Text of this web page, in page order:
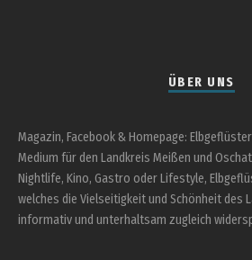
ÜBER UNS
Magazin, Facebook & Homepage:
Medium für den Landkreis Meißen und
Nightlife, Kino, Gastro oder Lifestyle,
welches die Vielseitigkeit und Schönheit des
informativ und unterhaltsam zugleich